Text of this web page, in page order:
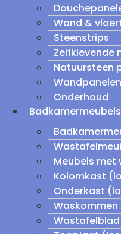
Wand &
Steenstrips
Zelfklevende
Natuursteen
Onderhoud
Badkamermeubels
Meubels met
Kolomkast
Onderkast